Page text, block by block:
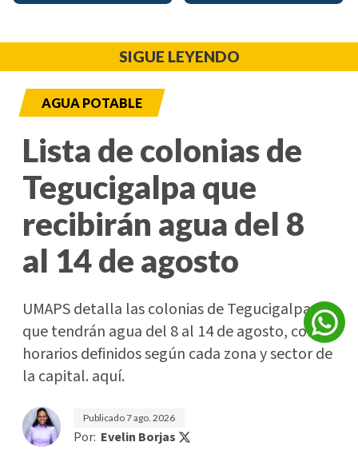
SIGUE LEYENDO
AGUA POTABLE
Lista de colonias de
Tegucigalpa que
recibirán agua del 8
al 14 de agosto
UMAPS detalla las colonias de Tegucigalpa
que tendrán agua del 8 al 14 de agosto, con
horarios definidos según cada zona y sector de
la capital. aquí.
Publicado7 ago. 2026
Por: Evelin Borjas